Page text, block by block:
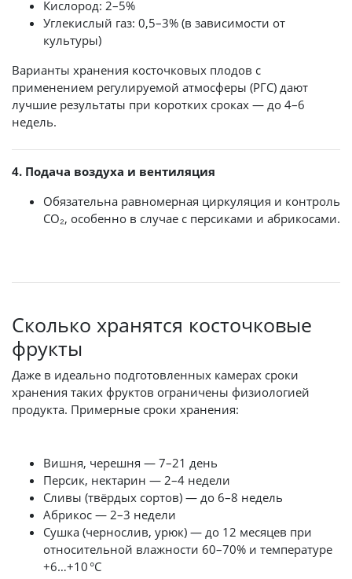
Кислород: 2–5%
Углекислый газ: 0,5–3% (в зависимости от
культуры)
Варианты хранения косточковых плодов с
применением регулируемой атмосферы (РГС) дают
лучшие результаты при коротких сроках — до 4–6
недель.
4. Подача воздуха и вентиляция
Обязательна равномерная циркуляция и контроль
СО₂, особенно в случае с персиками и абрикосами.
Сколько хранятся косточковые
фрукты
Даже в идеально подготовленных камерах сроки
хранения таких фруктов ограничены физиологией
продукта. Примерные сроки хранения:
Вишня, черешня — 7–21 день
Персик, нектарин — 2–4 недели
Сливы (твёрдых сортов) — до 6–8 недель
Абрикос — 2–3 недели
Сушка (чернослив, урюк) — до 12 месяцев при
относительной влажности 60–70% и температуре
+6…+10 °C